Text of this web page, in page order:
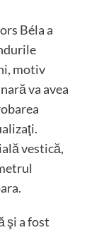
Béla a
motiv
va avea
vestică,
şi a fost